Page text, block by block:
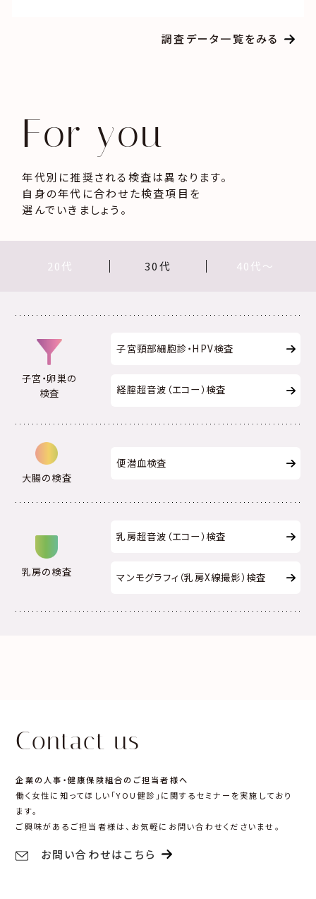
調査データ一覧をみる
For you
年代別に推奨される検査は異なります。
自身の年代に合わせた検査項目を
選んでいきましょう。
20代 30代 40代〜
子宮・卵巣の
検査
子宮頸部細胞診・HPV検査
経腟超音波（エコー）検査
大腸の検査
便潜血検査
乳房の検査
乳房超音波（エコー）検査
マンモグラフィ（乳房X線撮影）検査
Contact us
企業の人事・健康保険組合のご担当者様へ
働く女性に知ってほしい「YOU健診」に関するセミナーを実施しており
ます。
ご興味があるご担当者様は、お気軽にお問い合わせくださいませ。
お問い合わせはこちら